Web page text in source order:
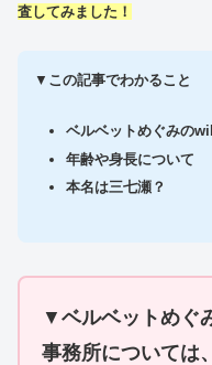
査してみました！
▼ この記事でわかること
ベルベットめぐみの
年齢や身長について
本名は三七瀬？
▼ ベルベットめぐ
事務所については